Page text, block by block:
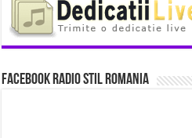
Facebook Radio Stil Romania